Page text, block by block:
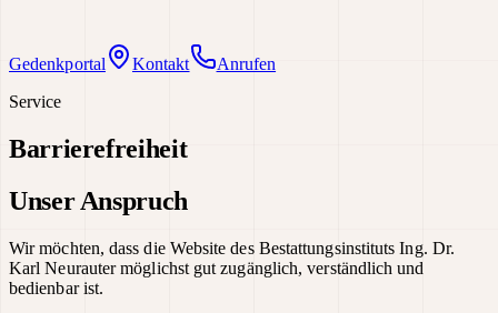
Gedenkportal Kontakt
Anrufen
Service
Barrierefreiheit
Unser Anspruch
Wir möchten, dass die Website des Bestattungsinstituts Ing. Dr.
Karl Neurauter möglichst gut zugänglich, verständlich und
bedienbar ist.